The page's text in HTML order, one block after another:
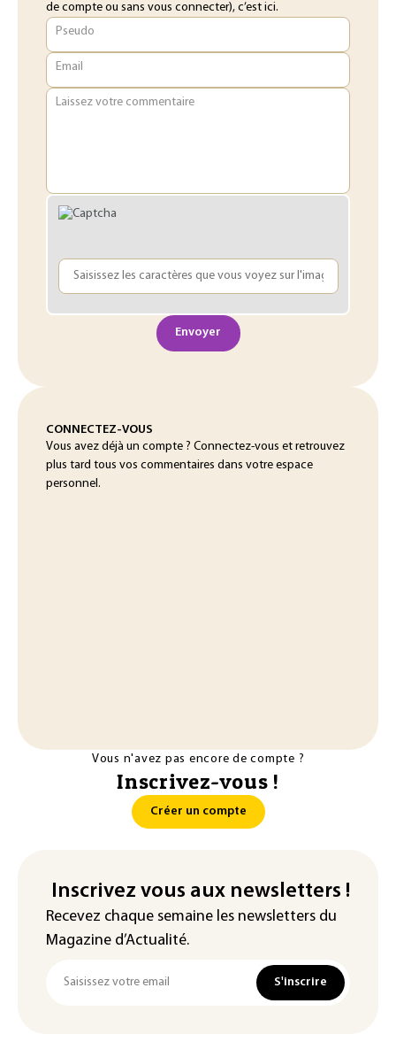
de compte ou sans vous connecter), c’est ici.
Pseudo
Email
Laissez votre commentaire
Envoyer
CONNECTEZ-VOUS
Vous avez déjà un compte ? Connectez-vous et retrouvez
plus tard tous vos commentaires dans votre espace
personnel.
Vous n'avez pas encore de compte ?
Inscrivez-vous !
Créer un compte
Inscrivez vous aux newsletters !
Recevez chaque semaine les newsletters du
Magazine d’Actualité.
S'inscrire